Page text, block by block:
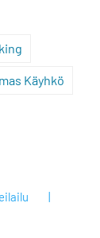
Käyhkö